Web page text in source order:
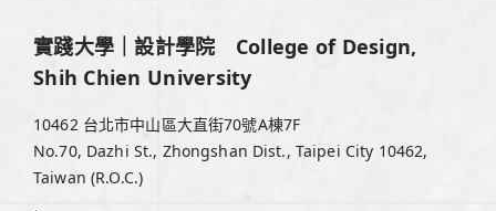
實踐大學｜設計學院 College of Design,
Shih Chien University
10462 台北市中山區大直街70號A棟7F
No.70, Dazhi St., Zhongshan Dist., Taipei City 10462,
Taiwan (R.O.C.)